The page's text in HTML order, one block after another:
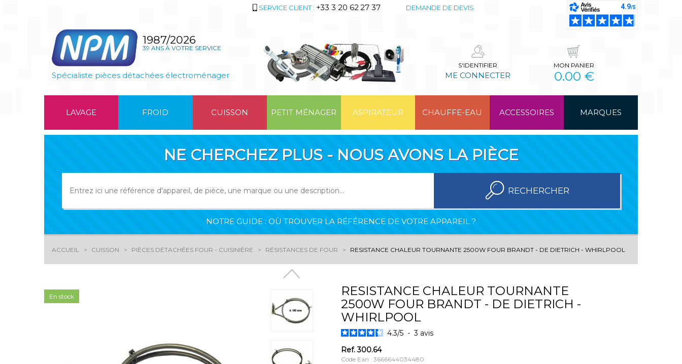
SERVICE CLIENT : +33 3 20 62 27 37 DEMANDE DE DEVIS
1987/2026
39 ANS À VOTRE SERVICE
Spécialiste pièces détachées électroménager
S'IDENTIFIER
ME CONNECTER
MON PANIER
0.00 €
LAVAGE FROID CUISSON PETIT MÉNAGER ASPIRATEUR CHAUFFE-EAU ACCESSOIRES MARQUES
NE CHERCHEZ PLUS - NOUS AVONS LA PIÈCE
RECHERCHER
NOTRE GUIDE : OÙ TROUVER LA RÉFÉRENCE DE VOTRE APPAREIL ?
ACCUEIL CUISSON PIÈCES DÉTACHÉES FOUR - CUISINIÈRE RÉSISTANCES DE FOUR RESISTANCE CHALEUR TOURNANTE 2500W FOUR BRANDT - DE DIETRICH - WHIRLPOOL
En stock
RESISTANCE CHALEUR TOURNANTE
2500W FOUR BRANDT - DE DIETRICH -
WHIRLPOOL
4.3/5 - 3 avis
Ref.300.64
Code Ean : 3666644034480